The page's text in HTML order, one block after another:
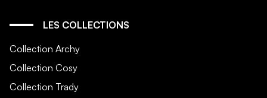
LES COLLECTIONS
Collection Archy
Collection Cosy
Collection Trady